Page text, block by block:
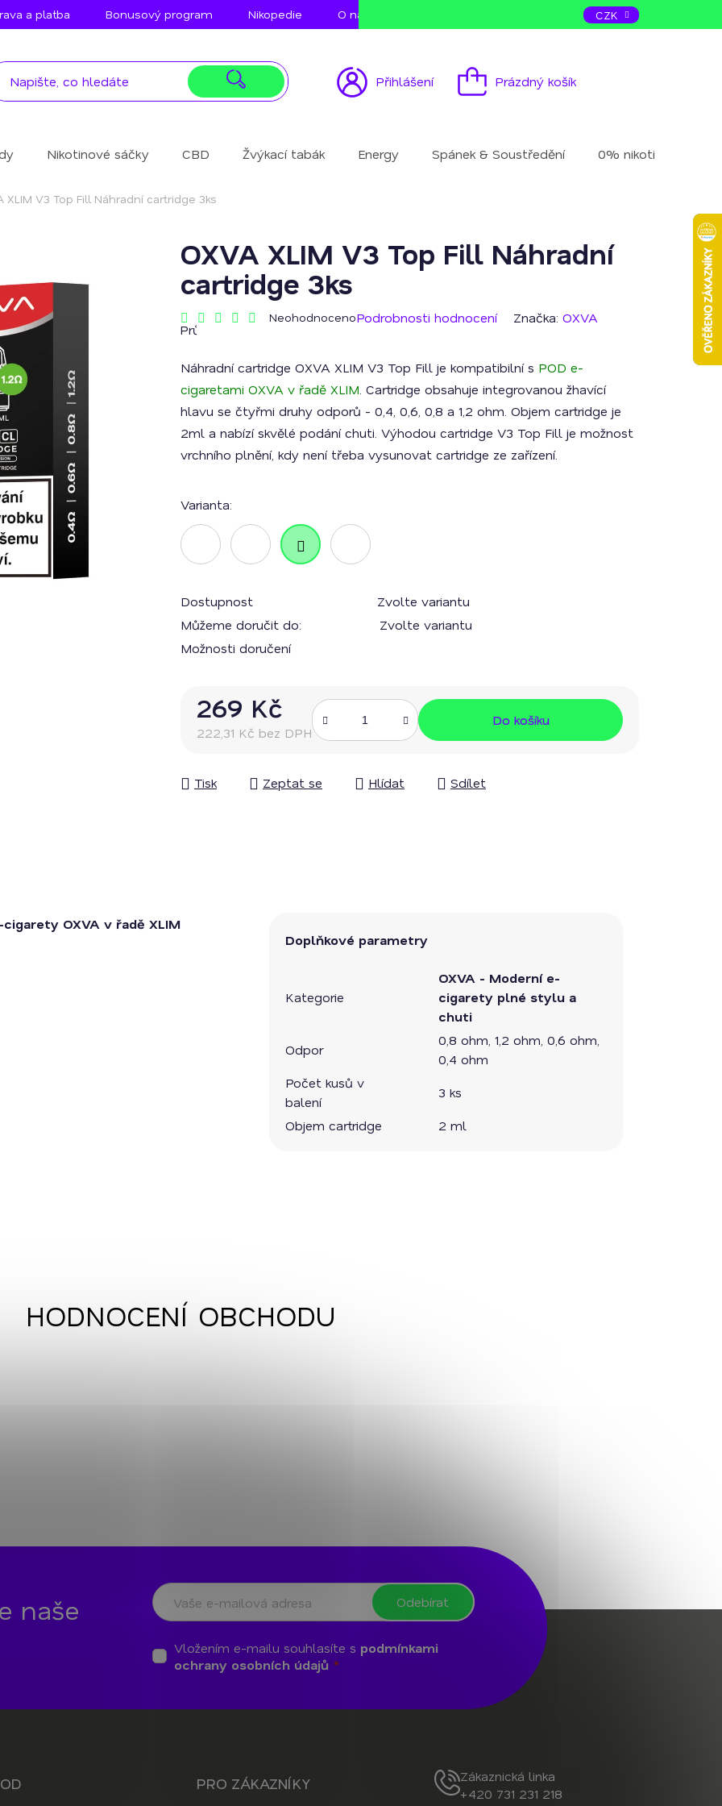
a platba Bonusový program Nikopedie O nás CZK
Přihlášení
Nákupní
Prázdný košík
Nikotinové sáčky CBD Žvýkací tabák Energy Spánek & Soustředění 0% nikotinu
XLIM V3 Top Fill Náhradní cartridge 3ks
OXVA XLIM V3 Top Fill Náhradní
cartridge 3ks
Průměrné
je
z
5
hvězdiček.
NeohodnocenoPodrobnosti hodnocení Značka: OXVA
Náhradní cartridge OXVA XLIM V3 Top Fill je kompatibilní s POD e-
cigaretami OXVA v řadě XLIM . Cartridge obsahuje integrovanou žhavící
hlavu se čtyřmi druhy odporů - 0,4, 0,6, 0,8 a 1,2 ohm. Objem cartridge je
2ml a nabízí skvělé podání chuti. Výhodou cartridge V3 Top Fill je možnost
vrchního plnění, kdy není třeba vysunovat cartridge ze zařízení.
Varianta:
Dostupnost
Zvolte variantu
Můžeme doručit do:
Zvolte variantu
Možnosti doručení
269 Kč
222,31 Kč bez DPH
Do košíku
Tisk Zeptat se Hlídat Sdílet
OXVA v řadě XLIM
Doplňkové parametry
Kategorie
OXVA - Moderní e-
cigarety plné stylu a
chuti
Odpor
0,8 ohm, 1,2 ohm, 0,6 ohm,
0,4 ohm
Počet kusů v
balení
3 ks
Objem cartridge
2 ml
HODNOCENÍ OBCHODU
naše
Vložením e-mailu souhlasíte s podmínkami
ochrany osobních údajů
Odebírat
PRO ZÁKAZNÍKY
Zákaznická linka
+420 731 231 218